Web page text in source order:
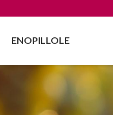
ENOPILLOLE